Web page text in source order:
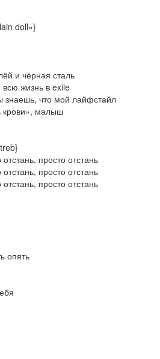
doll»}
и чёрная сталь
жизнь в exile
знаешь, что мой лайфстайл
крови», малыш
просто отстань
просто отстань
просто отстань
опять